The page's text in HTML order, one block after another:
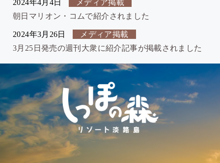
2024年4月4日
メディア掲載
朝日マリオン・コムで紹介されました
2024年3月26日
メディア掲載
3月25日発売の週刊大衆に紹介記事が掲載されました